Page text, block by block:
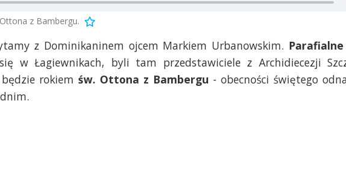
z Bambergu.
z Dominikaninem ojcem Markiem Urbanowskim. Parafialne
w Łagiewnikach, byli tam przedstawiciele z Archidiecezji
rokiem św. Ottona z Bambergu - obecności świętego